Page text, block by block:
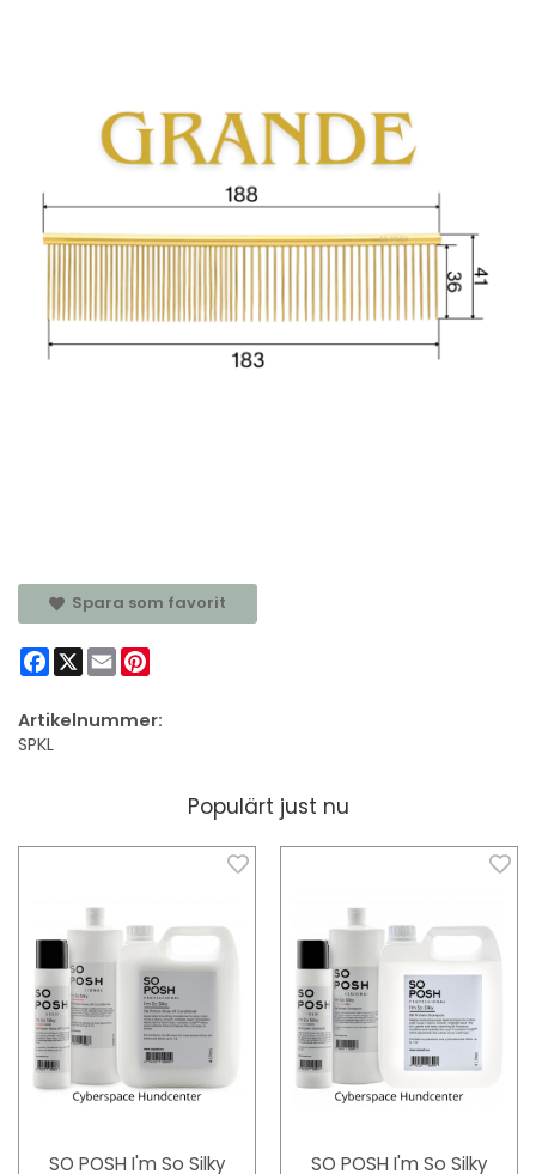
Spara som favorit
Facebook
X Email
Artikelnummer:
SPKL
Populärt just nu
SO POSH I'm So Silky
SO POSH I'm So Silky